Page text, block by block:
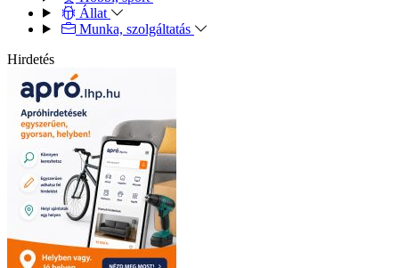
Állat
Munka, szolgáltatás
Hirdetés